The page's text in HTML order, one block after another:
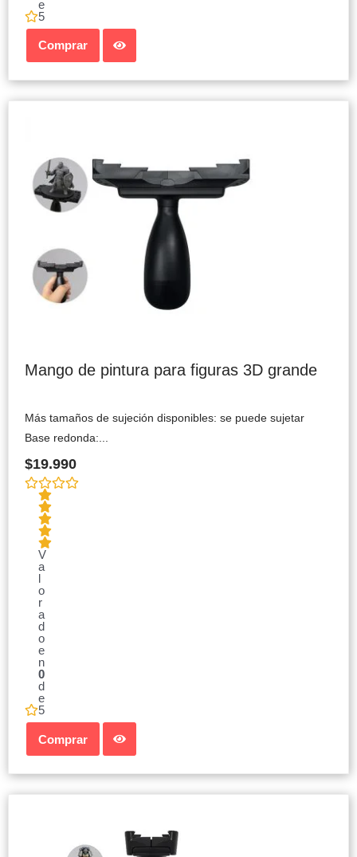
e
5
Comprar
Mango de pintura para figuras 3D grande
Más tamaños de sujeción disponibles: se puede sujetar
Base redonda:...
$19.990
V
a
l
o
r
a
d
o
e
n
0
d
e
5
Comprar